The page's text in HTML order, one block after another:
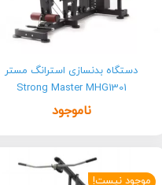
دستگاه بدنسازی استرانگ مستر
Strong Master MHG1301
ناموجود
موجود نیست!